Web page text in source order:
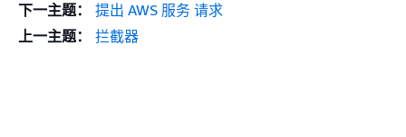
下一主题：
提出 AWS 服务 请求
上一主题：
拦截器